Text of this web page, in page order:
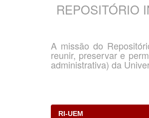
REPOSITÓRIO
A missão do
reunir, preservar e
administrativa) da
RI-UEM